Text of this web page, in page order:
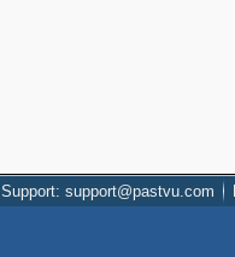
Support: support@pastvu.com